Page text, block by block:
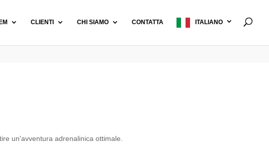
CLIENTI CHI SIAMO CONTATTA ITALIANO
un'avventura adrenalinica ottimale.